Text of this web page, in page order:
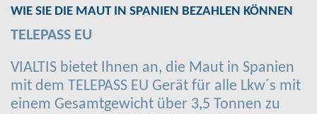
WIE SIE DIE MAUT IN SPANIEN BEZAHLEN KÖNNEN
TELEPASS EU
VIALTIS bietet Ihnen an, die Maut in Spanien
mit dem TELEPASS EU Gerät für alle Lkw´s mit
einem Gesamtgewicht über 3,5 Tonnen zu